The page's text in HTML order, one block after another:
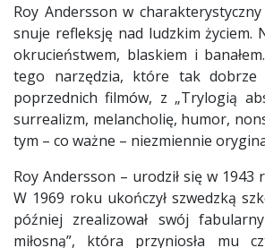
Roy Andersson w
snuje refleksję nad ludzkim życiem.
okrucieństwem, blaskiem i
tego narzędzia, które tak
poprzednich filmów, z „Trylogią
surrealizm, melancholię, humor,
tym – co ważne – niezmiennie
Roy Andersson – urodził się w
W 1969 roku ukończył szwedzką
później zrealizował swój
miłosną”, która przyniosła mu